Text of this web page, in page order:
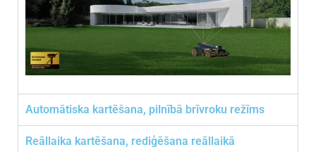
Automātiska kartēšana, pilnībā brīvroku režīms
Reāllaika kartēšana, rediģēšana reāllaikā